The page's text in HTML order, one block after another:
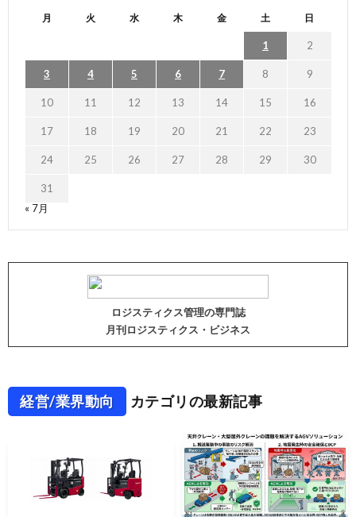
月 火 水 木 金 土 日
1 2
3 4 5 6 7 8 9
10 11 12 13 14 15 16
17 18 19 20 21 22 23
24 25 26 27 28 29 30
31
« 7月
ロジスティクス管理の専門誌
月刊ロジスティクス・ビジネス
経営/業界動向 カテゴリの最新記事